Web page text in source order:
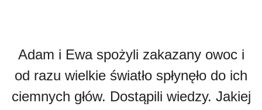
Adam i Ewa spożyli zakazany owoc i
od razu wielkie światło spłynęło do ich
ciemnych głów. Dostąpili wiedzy. Jakiej